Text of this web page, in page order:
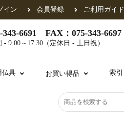
イン 会員登録 ご利用ガイド
343-6691 FAX：075-343-6697
- 9:00～17:30（定休日 - 土日祝）
各派共通
仏具 お買い得品 索引